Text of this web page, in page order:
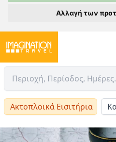
Αλλαγή των
Ακτοπλοϊκά Εισιτήρια